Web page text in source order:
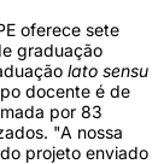
oferece sete
graduação
lato sensu
docente é de
por 83
"A nossa
projeto enviado